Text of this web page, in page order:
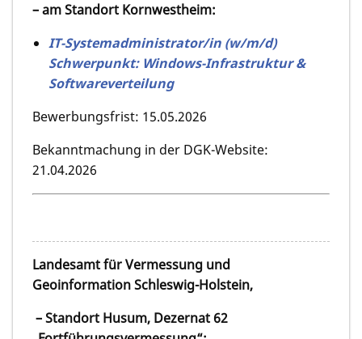
– am Standort Kornwestheim:
IT-Systemadministrator/in (w/m/d)
Schwerpunkt: Windows-Infrastruktur &
Softwareverteilung
Bewerbungsfrist: 15.05.2026
Bekanntmachung in der DGK-Website:
21.04.2026
Landesamt für Vermessung und
Geoinformation Schleswig-Holstein,
– Standort Husum, Dezernat 62